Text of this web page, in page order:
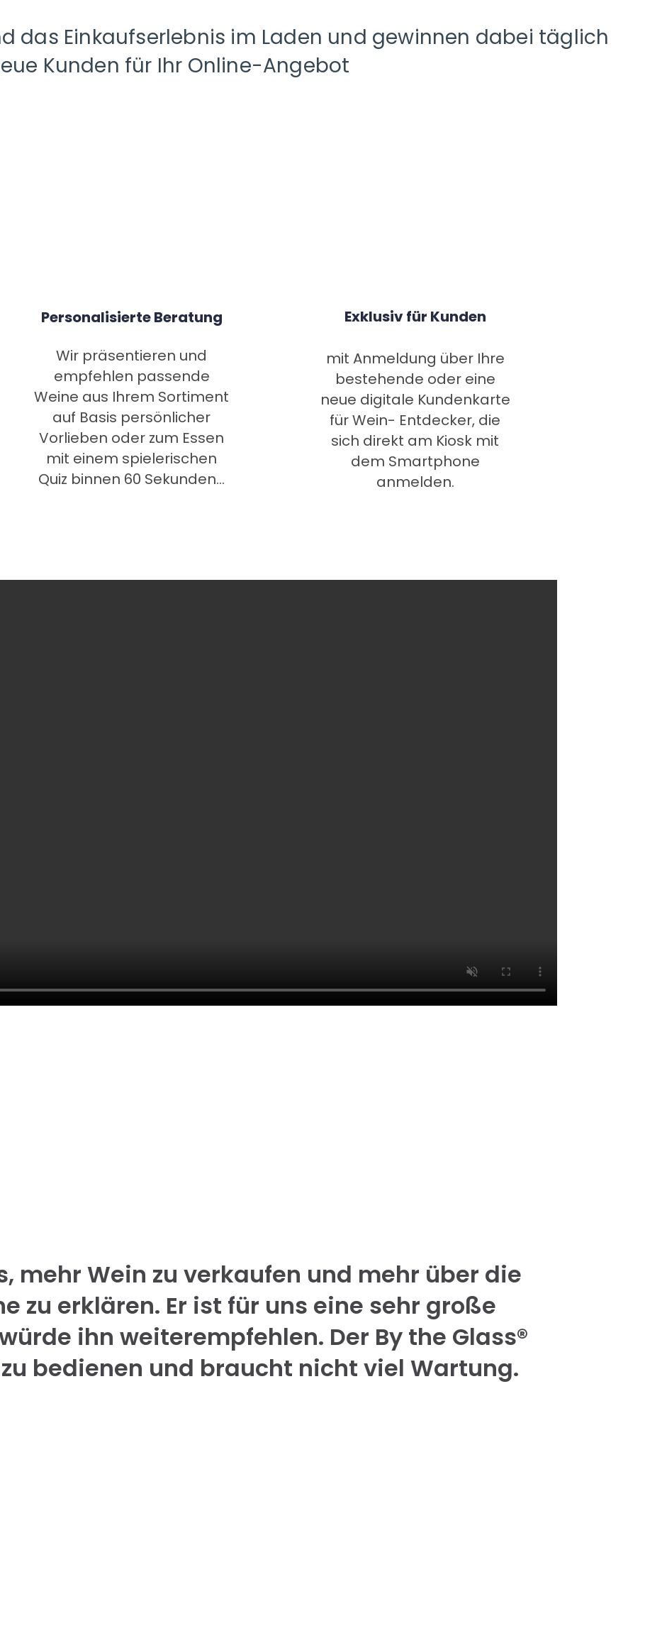
das Einkaufserlebnis im Laden und gewinnen dabei täglich
Kunden für Ihr Online-Angebot
Personalisierte Beratung
Wir präsentieren und
empfehlen passende
Weine aus Ihrem Sortiment
auf Basis persönlicher
Vorlieben oder zum Essen
mit einem spielerischen
Quiz binnen 60 Sekunden...
Exklusiv für Kunden
mit Anmeldung über Ihre
bestehende oder eine
neue digitale Kundenkarte
für Wein- Entdecker, die
sich direkt am Kiosk mit
dem Smartphone
anmelden.
mehr Wein zu verkaufen und mehr über die
zu erklären. Er ist für uns eine sehr große
ihn weiterempfehlen. Der By the Glass®
bedienen und braucht nicht viel Wartung.